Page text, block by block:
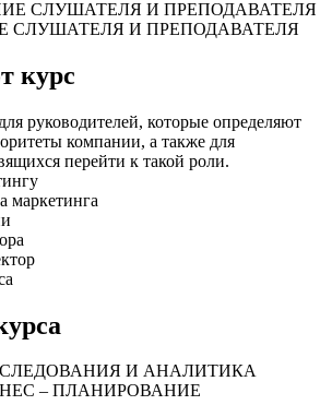
СЛУШАТЕЛЯ И ПРЕПОДАВАТЕЛЯ
курс
руководителей, которые определяют
компании, а также для
перейти к такой роли.
маркетинга
И АНАЛИТИКА
– ПЛАНИРОВАНИЕ